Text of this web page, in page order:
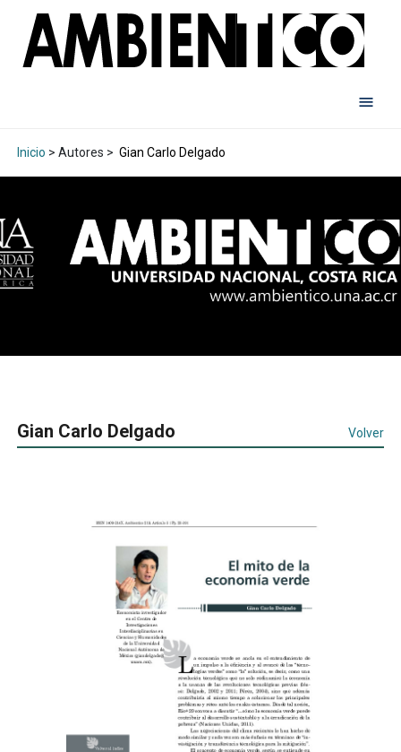
Inicio > Autores > Gian Carlo Delgado
Gian Carlo Delgado Volver